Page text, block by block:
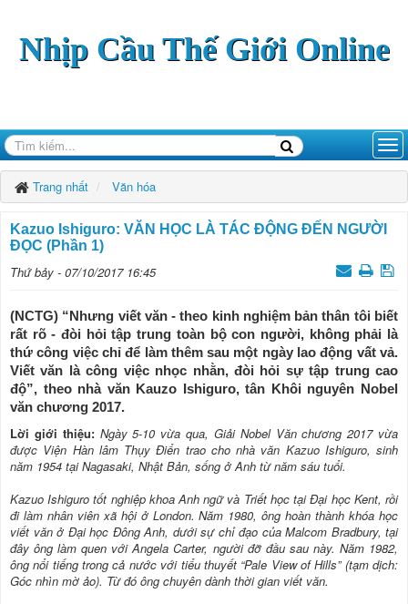
Nhịp Cầu Thế Giới Online
Trang nhất Văn hóa
Kazuo Ishiguro: VĂN HỌC LÀ TÁC ĐỘNG ĐẾN NGƯỜI
ĐỌC (Phần 1)
Thứ bảy - 07/10/2017 16:45
(NCTG) “Nhưng viết văn - theo kinh nghiệm bản thân tôi biết
rất rõ - đòi hỏi tập trung toàn bộ con người, không phải là
thứ công việc chỉ để làm thêm sau một ngày lao động vất vả.
Viết văn là công việc nhọc nhằn, đòi hỏi sự tập trung cao
độ”, theo nhà văn Kauzo Ishiguro, tân Khôi nguyên Nobel
văn chương 2017.
Lời giới thiệu: Ngày 5-10 vừa qua, Giải Nobel Văn chương 2017 vừa
được Viện Hàn lâm Thụy Điển trao cho nhà văn Kazuo Ishiguro, sinh
năm 1954 tại Nagasaki, Nhật Bản, sống ở Anh từ năm sáu tuổi.
Kazuo Ishiguro tốt nghiệp khoa Anh ngữ và Triết học tại Đại học Kent, rồi
đi làm nhân viên xã hội ở London. Năm 1980, ông hoàn thành khóa học
viết văn ở Đại học Đông Anh, dưới sự chỉ đạo của Malcom Bradbury, tại
đây ông làm quen với Angela Carter, người đỡ đầu sau này. Năm 1982,
ông nổi tiếng trong cả nước với tiểu thuyết “Pale View of Hills” (tạm dịch:
Góc nhìn mờ ảo). Từ đó ông chuyên dành thời gian viết văn.